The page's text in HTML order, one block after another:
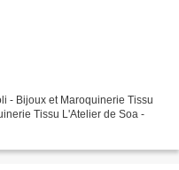
- Bijoux et Maroquinerie Tissu
Tissu L'Atelier de Soa -